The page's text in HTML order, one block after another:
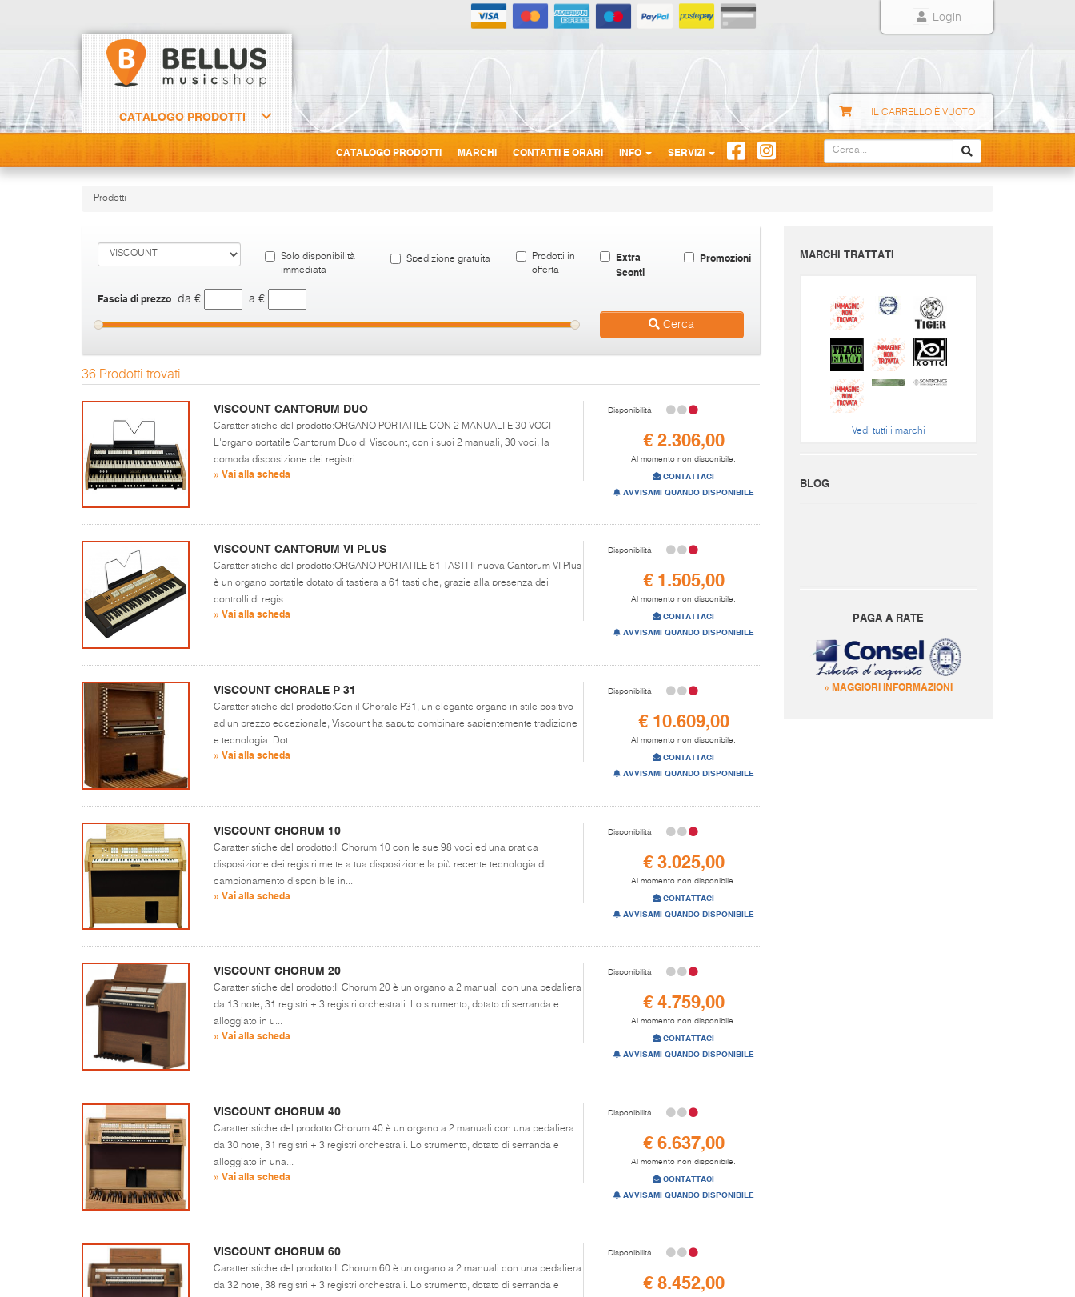
Login
CATALOGO PRODOTTI IL CARRELLO È VUOTO
CATALOGO PRODOTTI MARCHI CONTATTI E ORARI INFO SERVIZI
Prodotti
Solo disponibilità
immediata
Spedizione gratuita
Prodotti in
offerta
Extra
Sconti
Promozioni
Fascia di prezzo da € a €
Cerca
36 Prodotti trovati
VISCOUNT CANTORUM DUO
Caratteristiche del prodotto:ORGANO PORTATILE CON 2 MANUALI E 30 VOCI
L'organo portatile Cantorum Duo di Viscount, con i suoi 2 manuali, 30 voci, la
comoda disposizione dei registri...
» Vai alla scheda
Disponibilità:
€ 2.306,00
Al momento non disponibile.
CONTATTACI
AVVISAMI QUANDO DISPONIBILE
VISCOUNT CANTORUM VI PLUS
Caratteristiche del prodotto:ORGANO PORTATILE 61 TASTI Il nuova Cantorum VI Plus
è un organo portatile dotato di tastiera a 61 tasti che, grazie alla presenza dei
controlli di regis...
» Vai alla scheda
Disponibilità:
€ 1.505,00
Al momento non disponibile.
CONTATTACI
AVVISAMI QUANDO DISPONIBILE
VISCOUNT CHORALE P 31
Caratteristiche del prodotto:Con il Chorale P31, un elegante organo in stile positivo
ad un prezzo eccezionale, Viscount ha saputo combinare sapientemente tradizione
e tecnologia. Dot...
» Vai alla scheda
Disponibilità:
€ 10.609,00
Al momento non disponibile.
CONTATTACI
AVVISAMI QUANDO DISPONIBILE
VISCOUNT CHORUM 10
Caratteristiche del prodotto:Il Chorum 10 con le sue 98 voci ed una pratica
disposizione dei registri mette a tua disposizione la più recente tecnologia di
campionamento disponibile in...
» Vai alla scheda
Disponibilità:
€ 3.025,00
Al momento non disponibile.
CONTATTACI
AVVISAMI QUANDO DISPONIBILE
VISCOUNT CHORUM 20
Caratteristiche del prodotto:Il Chorum 20 è un organo a 2 manuali con una pedaliera
da 13 note, 31 registri + 3 registri orchestrali. Lo strumento, dotato di serranda e
alloggiato in u...
» Vai alla scheda
Disponibilità:
€ 4.759,00
Al momento non disponibile.
CONTATTACI
AVVISAMI QUANDO DISPONIBILE
VISCOUNT CHORUM 40
Caratteristiche del prodotto:Chorum 40 è un organo a 2 manuali con una pedaliera
da 30 note, 31 registri + 3 registri orchestrali. Lo strumento, dotato di serranda e
alloggiato in una...
» Vai alla scheda
Disponibilità:
€ 6.637,00
Al momento non disponibile.
CONTATTACI
AVVISAMI QUANDO DISPONIBILE
VISCOUNT CHORUM 60
Caratteristiche del prodotto:Il Chorum 60 è un organo a 2 manuali con una pedaliera
da 32 note, 38 registri + 3 registri orchestrali. Lo strumento, dotato di serranda e
Disponibilità:
€ 8.452,00
MARCHI TRATTATI
Vedi tutti i marchi
BLOG
PAGA A RATE
» MAGGIORI INFORMAZIONI